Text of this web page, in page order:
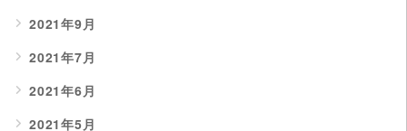
2021年9月
2021年7月
2021年6月
2021年5月